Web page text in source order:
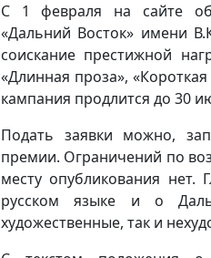
С 1 февраля на сайте
«Дальний Восток» имени
соискание престижной
«Длинная проза»,
кампания продлится до 30
Подать заявки можно,
премии. Ограничений по
месту опубликования нет.
русском языке и о
художественные, так и